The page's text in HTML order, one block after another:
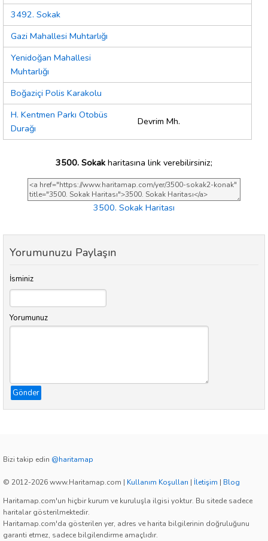
3492. Sokak
Gazi Mahallesi Muhtarlığı
Yenidoğan Mahallesi
Muhtarlığı
Boğaziçi Polis Karakolu
H. Kentmen Parkı Otobüs
Durağı
Devrim Mh.
3500. Sokak haritasına link verebilirsiniz;
3500. Sokak Haritası
Yorumunuzu Paylaşın
İsminiz
Yorumunuz
Gönder
Bizi takip edin @haritamap
© 2012-2026 www.Haritamap.com | Kullanım Koşulları | İletişim | Blog
Haritamap.com'un hiçbir kurum ve kuruluşla ilgisi yoktur. Bu sitede sadece
haritalar gösterilmektedir.
Haritamap.com'da gösterilen yer, adres ve harita bilgilerinin doğruluğunu
garanti etmez, sadece bilgilendirme amaçlıdır.